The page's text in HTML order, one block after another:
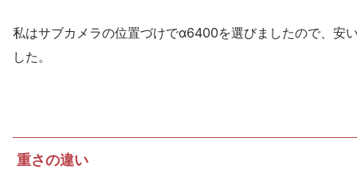
私はサブカメラの位置づけでα6400を選びましたので、安
した。
重さの違い